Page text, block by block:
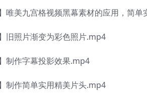
唯美九宫格视频黑幕素材的应用，简
旧照片渐变为彩色照片.mp4
制作字幕投影效果.mp4
制作简单实用精美片头.mp4